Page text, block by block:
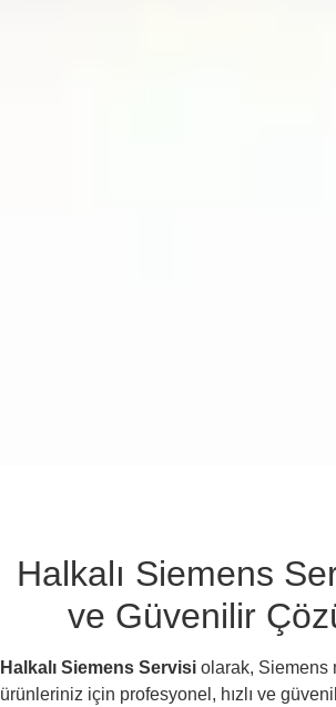
Halkalı Siemens
ve Güvenilir
Halkalı Siemens Servisi olarak, Siemens
ürünleriniz için profesyonel, hızlı ve